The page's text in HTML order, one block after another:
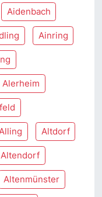
Aidenbach
Ainring
Alerheim
Altdorf
Altendorf
Altenmünster